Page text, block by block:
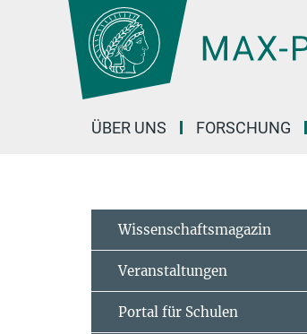
Hauptinhalt
ÜBER UNS FORSCHUNG
Wissenschaftsmagazin
Veranstaltungen
Portal für Schulen